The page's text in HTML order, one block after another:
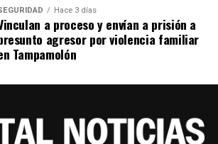
en el cuidado de las
protegen a los niños de inflamación
Hace 3 días
a proceso y envían a prisión a
agresor por violencia familiar
Tampamolón